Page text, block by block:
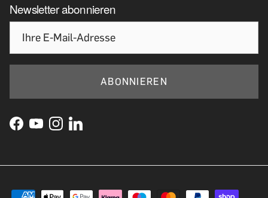
Newsletter abonnieren
ABONNIEREN